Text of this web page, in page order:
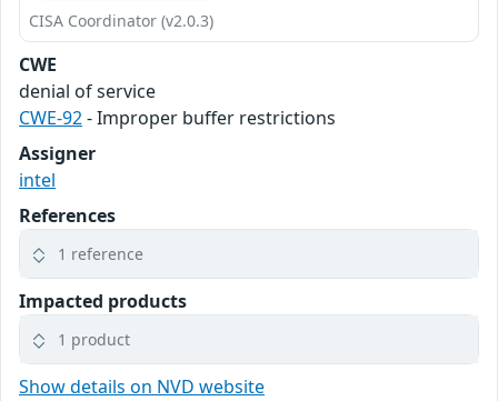
CISA Coordinator (v2.0.3)
CWE
denial of service
CWE-92- Improper buffer restrictions
Assigner
intel
References
1 reference
Impacted products
1 product
Show details on NVD website